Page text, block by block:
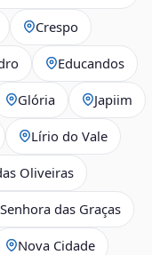
Crespo
Educandos
Glória Japiim
Lírio do Vale
Oliveiras
das Graças
Nova Cidade